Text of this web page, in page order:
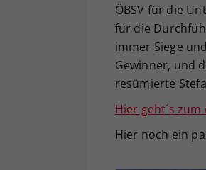
ÖBSV für die
für die
immer Siege
Gewinner, und
resümierte
Hier geht´s
Hier noch ein